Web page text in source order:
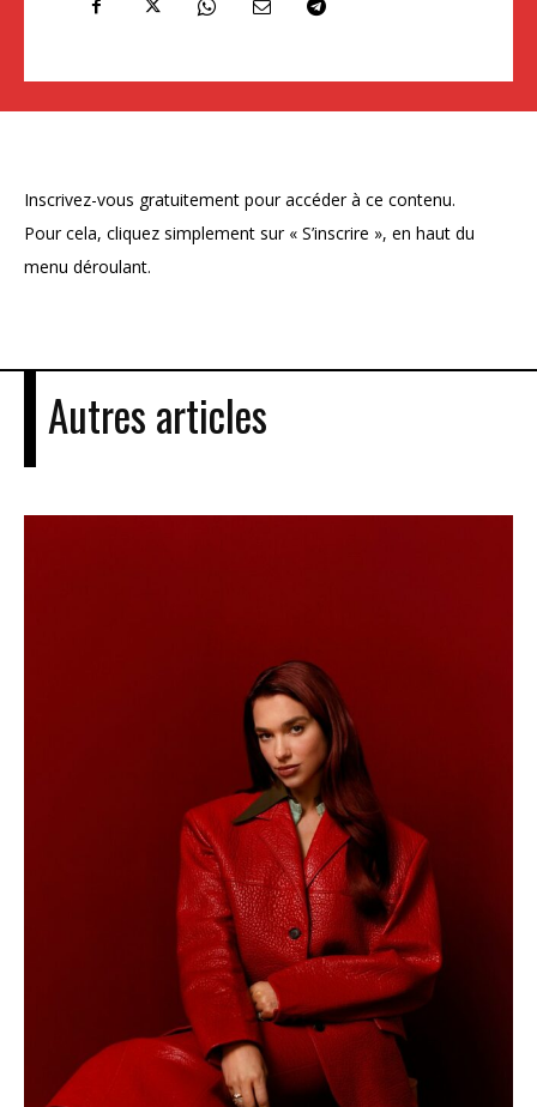
Inscrivez-vous gratuitement pour accéder à ce contenu.
Pour cela, cliquez simplement sur « S’inscrire », en haut du
menu déroulant.
Autres articles